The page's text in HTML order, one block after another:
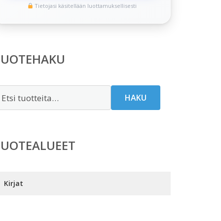
Tietojasi käsitellään luottamuksellisesti
HAKU
Kirjat